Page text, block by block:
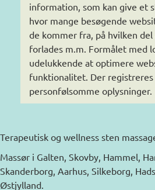
information, som kan give et
hvor mange besøgende
de kommer fra, på hvilken
forlades m.m. Formålet med
udelukkende at optimere
funktionalitet. Der registreres
personfølsomme oplysninger.
Terapeutisk og wellness sten
Massør i Galten, Skovby, Hammel,
Skanderborg, Aarhus, Silkeborg,
Østjylland.